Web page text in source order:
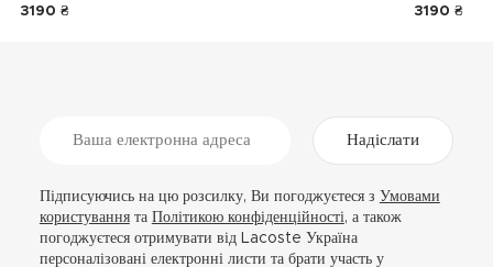
3190 ₴ 3190 ₴
Надіслати
Підписуючись на цю розсилку, Ви погоджуєтеся з Умовами
користуваннята Політикою конфіденційності, а також
погоджуєтеся отримувати від Lacoste Україна
персоналізовані електронні листи та брати участь у